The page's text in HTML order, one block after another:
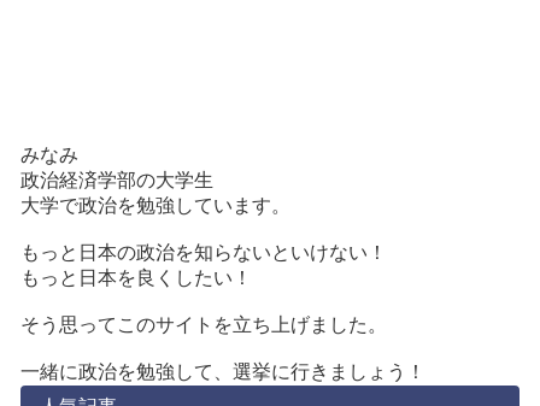
みなみ
政治経済学部の大学生
大学で政治を勉強しています。
もっと日本の政治を知らないといけない！
もっと日本を良くしたい！
そう思ってこのサイトを立ち上げました。
一緒に政治を勉強して、選挙に行きましょう！